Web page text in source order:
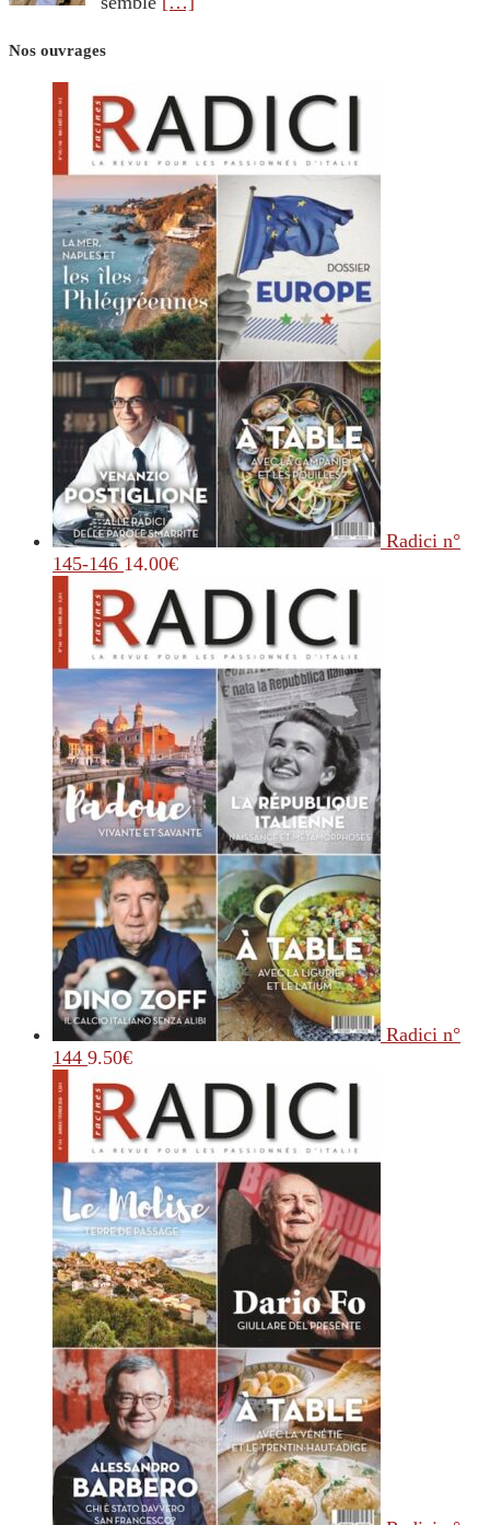
Nos ouvrages
Radici n°
145-146 14.00€
Radici n°
144 9.50€